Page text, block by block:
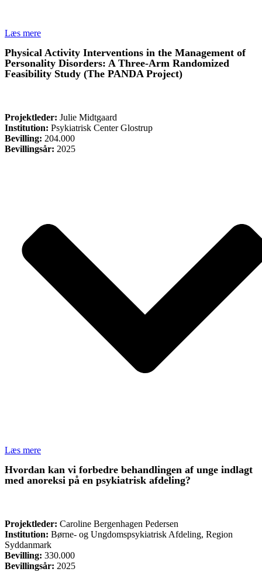
Læs mere
Physical Activity Interventions in the Management of
Personality Disorders: A Three-Arm Randomized
Feasibility Study (The PANDA Project)
Projektleder: Julie Midtgaard
Institution: Psykiatrisk Center Glostrup
Bevilling: 204.000
Bevillingsår: 2025
Læs mere
Hvordan kan vi forbedre behandlingen af unge indlagt
med anoreksi på en psykiatrisk afdeling?
Projektleder: Caroline Bergenhagen Pedersen
Institution: Børne- og Ungdomspsykiatrisk Afdeling, Region
Syddanmark
Bevilling: 330.000
Bevillingsår: 2025